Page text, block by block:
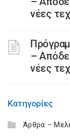
νέες
–
νέες
Κατηγορίες
Άρθρα –